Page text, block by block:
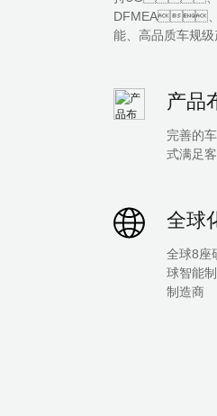
DFMEA、
能、高品质车规
产品
完善的
式满足
全球
全球8座
球智能制
制造商